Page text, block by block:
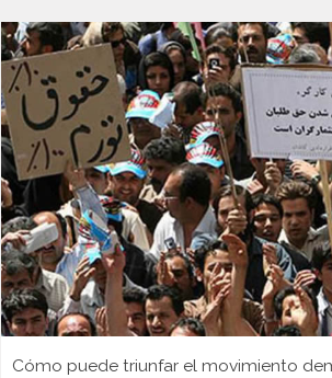
Cómo puede triunfar el movimiento